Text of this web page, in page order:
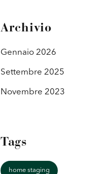
Archivio
Gennaio 2026
Settembre 2025
Novembre 2023
Tags
home staging